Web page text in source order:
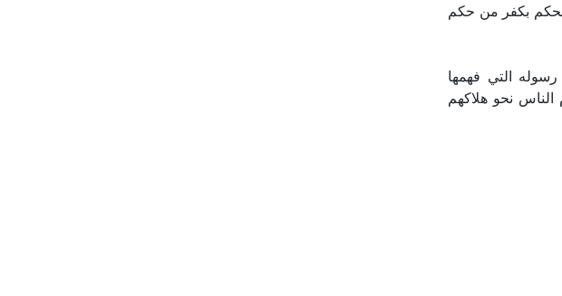
بكفر من حكم
التي فهمها
نحو هلاكهم